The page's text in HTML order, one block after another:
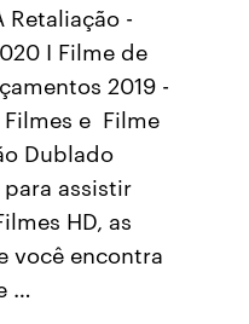
Retaliação -
I Filme de
2019 -
Filmes e Filme
Dublado
assistir
HD, as
você encontra
…